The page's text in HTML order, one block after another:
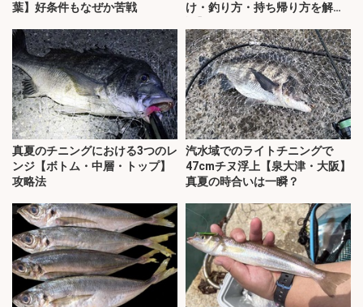
葉】好条件もなぜか苦戦
け・釣り方・持ち帰り方を解
真夏のチニングにおける3つのレ
ンジ【ボトム・中層・トップ】
攻略法
汽水域でのライトチニングで
47cmチヌ浮上【泉大津・大阪】
真夏の時合いは一瞬？